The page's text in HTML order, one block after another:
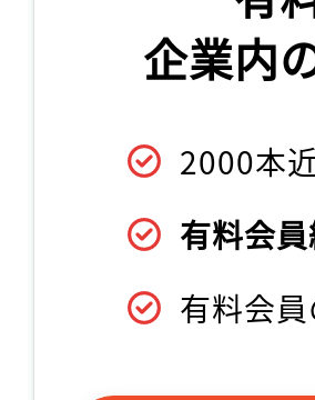
企業内
2000本
有料会
有料会員